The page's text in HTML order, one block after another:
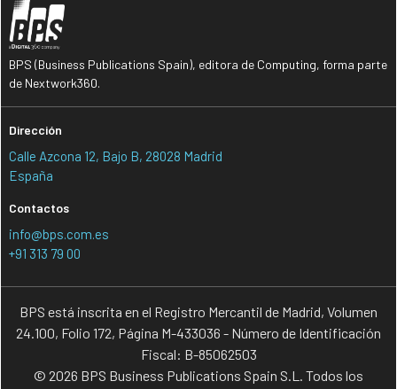
BPS (Business Publications Spain), editora de Computing, forma parte
de Nextwork360.
Dirección
Calle Azcona 12, Bajo B, 28028 Madrid
España
Contactos
info@bps.com.es
+91 313 79 00
BPS está inscrita en el Registro Mercantil de Madrid, Volumen
24.100, Folio 172, Página M-433036 - Número de Identificación
Fiscal: B-85062503
© 2026 BPS Business Publications Spain S.L. Todos los